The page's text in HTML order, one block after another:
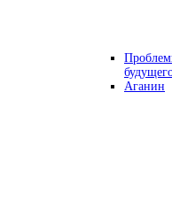
Аганин